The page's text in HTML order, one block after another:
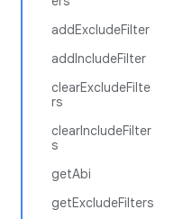
addExcludeFilter
addIncludeFilter
clearExcludeFilte
rs
clearIncludeFilter
s
getAbi
getExcludeFilters